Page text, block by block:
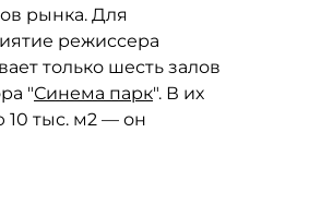
рынка. Для
режиссера
только шесть залов
"Синема парк". В их
10 тыс. м2 — он